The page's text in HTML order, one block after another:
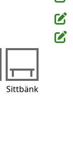
Sittbänk